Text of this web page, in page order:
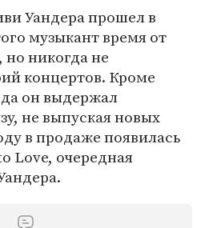
Уандера прошел в
музыкант время от
никогда не
концертов. Кроме
он выдержал
не выпуская новых
в продаже появилась
Love, очередная